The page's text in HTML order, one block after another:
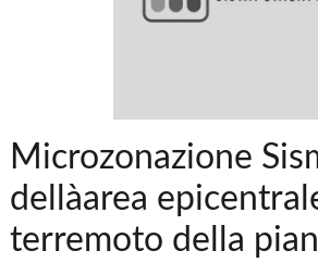
Microzonazione
dellàarea
terremoto della